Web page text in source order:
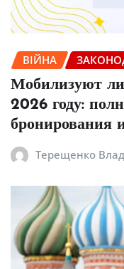
ВІЙНА
Мобилизуют
2026 году:
бронирования
Терещенко